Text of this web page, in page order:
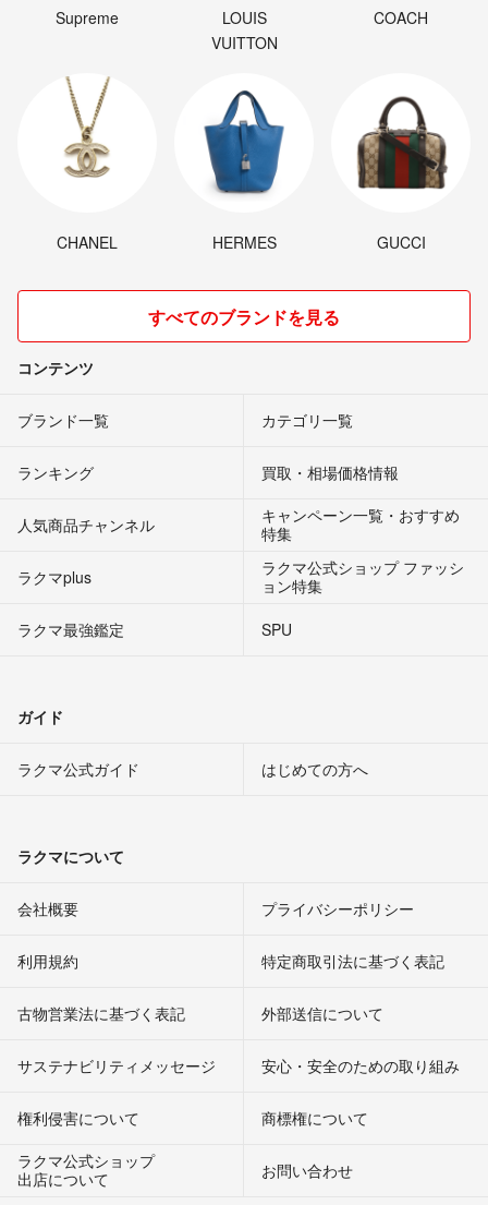
Supreme
LOUIS
VUITTON
COACH
CHANEL HERMES GUCCI
すべてのブランドを見る
コンテンツ
ブランド一覧 カテゴリ一覧
ランキング 買取・相場価格情報
人気商品チャンネル
キャンペーン一覧・おすすめ
特集
ラクマplus
ラクマ公式ショップ ファッシ
ョン特集
ラクマ最強鑑定
SPU
ガイド
ラクマ公式ガイド はじめての方へ
ラクマについて
会社概要 プライバシーポリシー
利用規約 特定商取引法に基づく表記
古物営業法に基づく表記 外部送信について
サステナビリティメッセージ 安心・安全のための取り組み
権利侵害について
商標権について
ラクマ公式ショップ
出店について
お問い合わせ